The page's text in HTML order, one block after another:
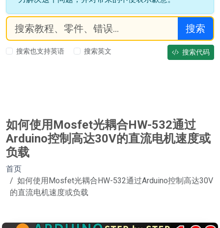
搜索
搜索也支持英语 搜索英文 搜索代码
如何使用Mosfet光耦合HW-532通过
Arduino控制高达30V的直流电机速度或
负载
首页
如何使用Mosfet光耦合HW-532通过Arduino控制高达30V
的直流电机速度或负载